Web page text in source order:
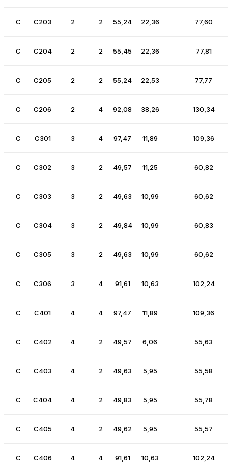
C C203 2 2 55,24 22,36 77,60
C C204 2 2 55,45 22,36 77,81
C C205 2 2 55,24 22,53 77,77
C C206 2 4 92,08 38,26 130,34
C C301 3 4 97,47 11,89 109,36
C C302 3 2 49,57 11,25 60,82
C C303 3 2 49,63 10,99 60,62
C C304 3 2 49,84 10,99 60,83
C C305 3 2 49,63 10,99 60,62
C C306 3 4 91,61 10,63 102,24
C C401 4 4 97,47 11,89 109,36
C C402 4 2 49,57 6,06 55,63
C C403 4 2 49,63 5,95 55,58
C C404 4 2 49,83 5,95 55,78
C C405 4 2 49,62 5,95 55,57
C C406 4 4 91,61 10,63 102,24